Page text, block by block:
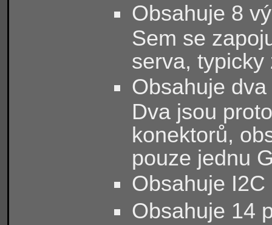
Obsahuje 8
Sem se
serva, typicky
Obsahuje
Dva jsou
konektorů,
pouze jednu
Obsahuje
Obsahuje 14